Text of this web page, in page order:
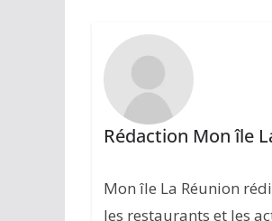
Rédaction Mon île
Mon île La Réunion
les restaurants et les